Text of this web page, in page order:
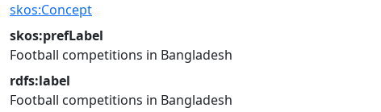
skos:Concept
skos:prefLabel
Football competitions in Bangladesh
rdfs:label
Football competitions in Bangladesh